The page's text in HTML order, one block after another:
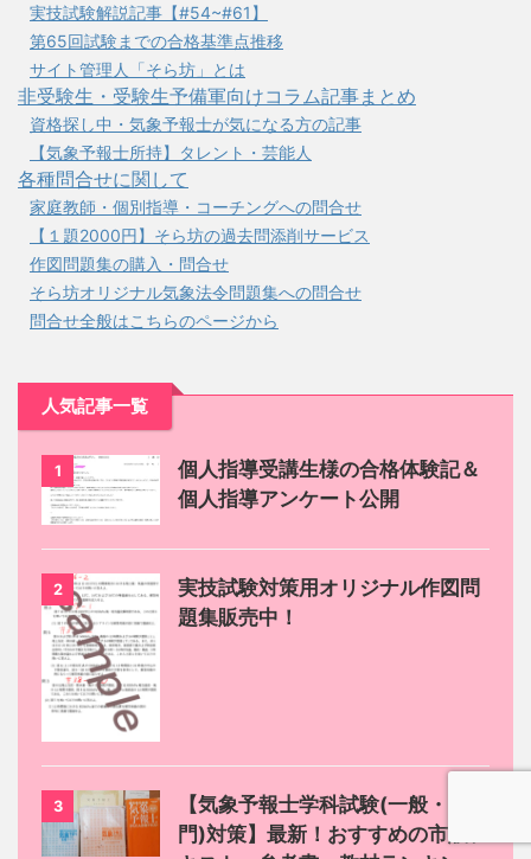
実技試験解説記事【#54~#61】
第65回試験までの合格基準点推移
サイト管理人「そら坊」とは
非受験生・受験生予備軍向けコラム記事まとめ
資格探し中・気象予報士が気になる方の記事
【気象予報士所持】タレント・芸能人
各種問合せに関して
家庭教師・個別指導・コーチングへの問合せ
【１題2000円】そら坊の過去問添削サービス
作図問題集の購入・問合せ
そら坊オリジナル気象法令問題集への問合せ
問合せ全般はこちらのページから
人気記事一覧
1
個人指導受講生様の合格体験記＆
個人指導アンケート公開
2
実技試験対策用オリジナル作図問
題集販売中！
3
【気象予報士学科試験(一般・専
門)対策】最新！おすすめの市販テ